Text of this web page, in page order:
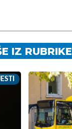
IZ RUBRIKE